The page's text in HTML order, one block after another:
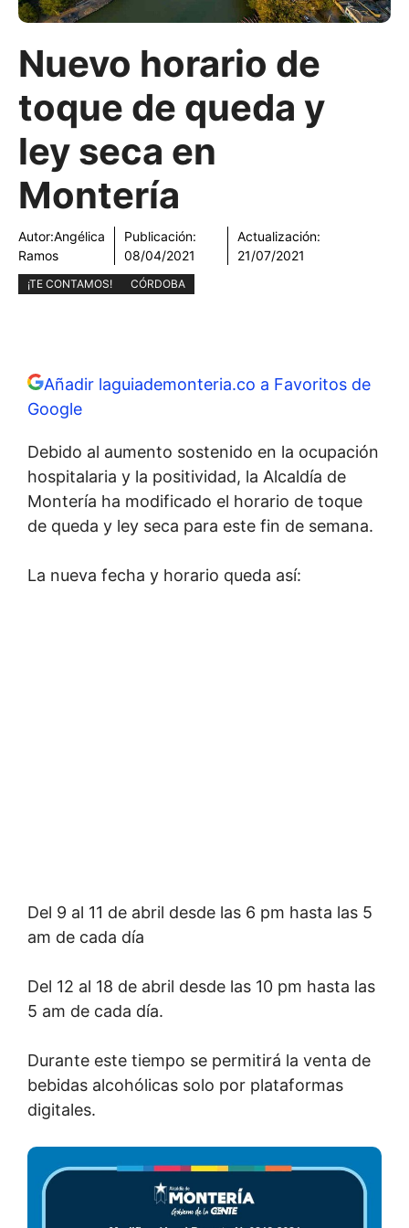
Nuevo horario de
toque de queda y
ley seca en
Montería
Autor:Angélica
Ramos
Publicación:
08/04/2021
Actualización:
21/07/2021
¡TE CONTAMOS! CÓRDOBA
Añadir laguiademonteria.co a Favoritos de
Google
Debido al aumento sostenido en la ocupación
hospitalaria y la positividad, la Alcaldía de
Montería ha modificado el horario de toque
de queda y ley seca para este fin de semana.
La nueva fecha y horario queda así:
Del 9 al 11 de abril desde las 6 pm hasta las 5
am de cada día
Del 12 al 18 de abril desde las 10 pm hasta las
5 am de cada día.
Durante este tiempo se permitirá la venta de
bebidas alcohólicas solo por plataformas
digitales.